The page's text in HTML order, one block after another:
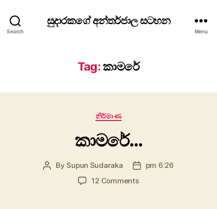
Search
සුදාරකගේ අන්තර්ජාල සටහන
Menu
Tag: කාමරේ
Categories
නිර්මාණ
කාමරේ…
PostBySupun Sudaraka
Postpm 6:26
12 Commentson